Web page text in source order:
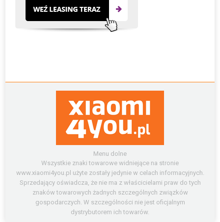
Menu dolne
Wszystkie znaki towarowe widniejące na stronie
www.xiaomi4you.pl użyte zostały jedynie w celach informacyjnych.
Sprzedający oświadcza, że nie ma z właścicielami praw do tych
znaków towarowych żadnych szczególnych związków
gospodarczych. W szczególności nie jest oficjalnym
dystrybutorem ich towarów.